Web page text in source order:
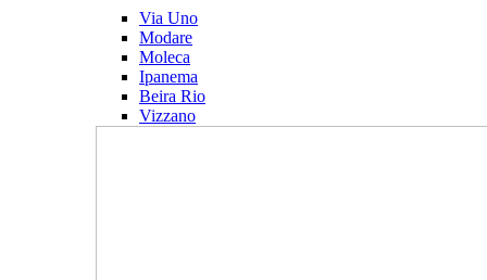
Via Uno
Modare
Moleca
Ipanema
Beira Rio
Vizzano